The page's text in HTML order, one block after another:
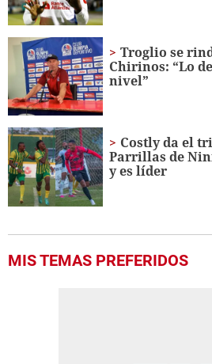
Troglio se
Chirinos: “Lo
nivel”
Costly da el
Parrillas de
y es líder
MIS TEMAS PREFERIDOS